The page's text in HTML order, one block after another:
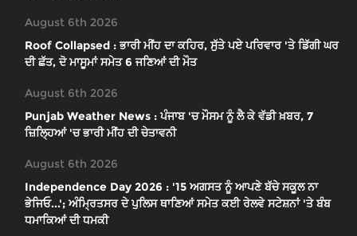
August 6th 2026
Roof Collapsed : ਭਾਰੀ ਮੀਂਹ ਦਾ ਕਹਿਰ, ਸੁੱਤੇ ਪਏ ਪਰਿਵਾਰ 'ਤੇ ਡਿੱਗੀ ਘਰ
ਦੀ ਛੱਤ, ਦੋ ਮਾਸੂਮਾਂ ਸਮੇਤ 6 ਜਣਿਆਂ ਦੀ ਮੌਤ
August 6th 2026
Punjab Weather News : ਪੰਜਾਬ 'ਚ ਮੌਸਮ ਨੂੰ ਲੈ ਕੇ ਵੱਡੀ ਖ਼ਬਰ, 7
ਜ਼ਿਲ੍ਹਿਆਂ 'ਚ ਭਾਰੀ ਮੀਂਹ ਦੀ ਚੇਤਾਵਨੀ
August 6th 2026
Independence Day 2026 : '15 ਅਗਸਤ ਨੂੰ ਆਪਣੇ ਬੱਚੇ ਸਕੂਲ ਨਾ
ਭੇਜਿਓ...'; ਅੰਮ੍ਰਿਤਸਰ ਦੇ ਪੁਲਿਸ ਥਾਣਿਆਂ ਸਮੇਤ ਕਈ ਰੇਲਵੇ ਸਟੇਸ਼ਨਾਂ 'ਤੇ ਬੰਬ
ਧਮਾਕਿਆਂ ਦੀ ਧਮਕੀ